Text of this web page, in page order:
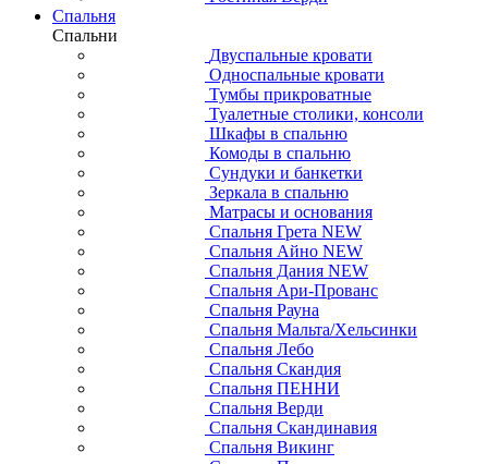
Спальня
Спальни
Двуспальные кровати
Односпальные кровати
Тумбы прикроватные
Туалетные столики, консоли
Шкафы в спальню
Комоды в спальню
Сундуки и банкетки
Зеркала в спальню
Матрасы и основания
Спальня Грета NEW
Спальня Айно NEW
Спальня Дания NEW
Спальня Ари-Прованс
Спальня Рауна
Спальня Мальта/Хельсинки
Спальня Лебо
Спальня Скандия
Спальня ПЕННИ
Спальня Верди
Спальня Скандинавия
Спальня Викинг